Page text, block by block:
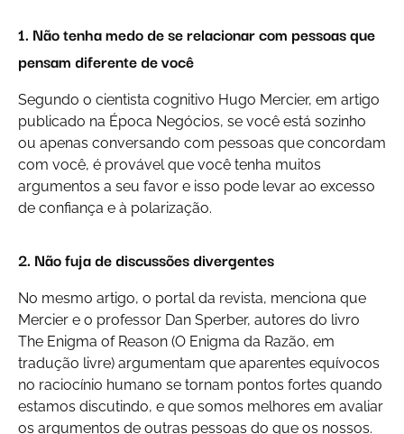
1. Não tenha medo de se relacionar com pessoas que
pensam diferente de você
Segundo o cientista cognitivo Hugo Mercier, em artigo
publicado na Época Negócios, se você está sozinho
ou apenas conversando com pessoas que concordam
com você, é provável que você tenha muitos
argumentos a seu favor e isso pode levar ao excesso
de confiança e à polarização.
2. Não fuja de discussões divergentes
No mesmo artigo, o portal da revista, menciona que
Mercier e o professor Dan Sperber, autores do livro
The Enigma of Reason (O Enigma da Razão, em
tradução livre) argumentam que aparentes equívocos
no raciocínio humano se tornam pontos fortes quando
estamos discutindo, e que somos melhores em avaliar
os argumentos de outras pessoas do que os nossos.